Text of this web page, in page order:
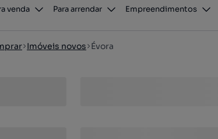
venda Para arrendar Empreendimentos
Imóveis novos Évora